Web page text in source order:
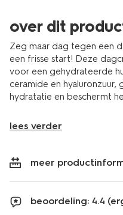
over dit
Zeg maar dag tegen een
een frisse start! Deze
voor een gehydrateerde
ceramide en
hydratatie en beschermt
lees verder
meer
beoordeling: 4.4